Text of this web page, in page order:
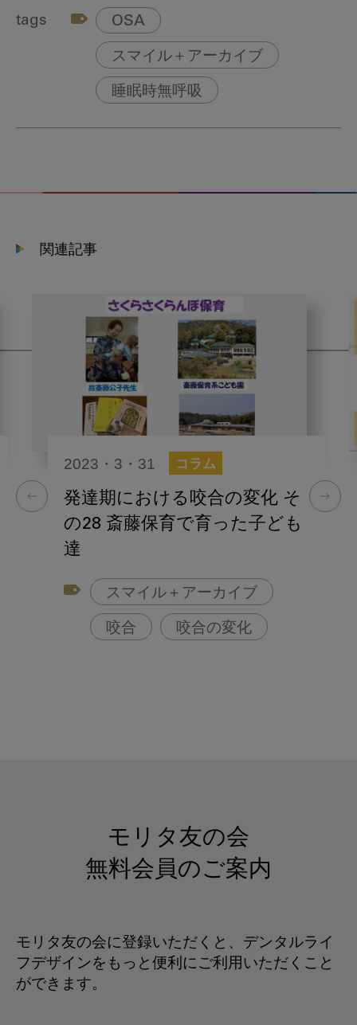
tags OSA
スマイル＋アーカイブ
睡眠時無呼吸
関連記事
2023・3・31 コラム
発達期における咬合の変化 そ
の28 斎藤保育で育った子ども
達
スマイル＋アーカイブ
咬合 咬合の変化
モリタ友の会
無料会員のご案内
モリタ友の会に登録いただくと、デンタルライ
フデザインをもっと便利にご利用いただくこと
ができます。